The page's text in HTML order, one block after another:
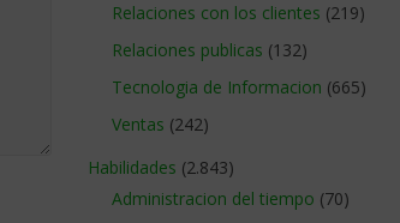
Relaciones con los clientes (219)
Relaciones publicas (132)
Tecnologia de Informacion (665)
Ventas (242)
Habilidades (2.843)
Administracion del tiempo (70)